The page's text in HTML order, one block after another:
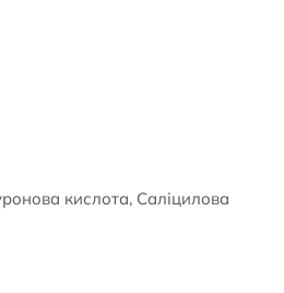
кислота, Саліцилова